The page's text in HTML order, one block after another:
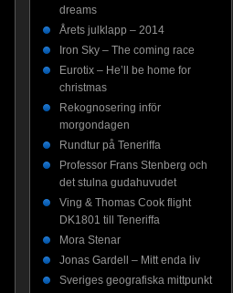
dreams
Årets julklapp – 2014
Iron Sky – The coming race
Eurotix – He’ll be home for
christmas
Rekognosering inför
morgondagen
Rundtur på Teneriffa
Professor Frans Stenberg och
det stulna gudahuvudet
Ving & Thomas Cook flight
DK1801 till Teneriffa
Mora Stenar
Jonas Gardell – Mitt enda liv
Sveriges geografiska mittpunkt